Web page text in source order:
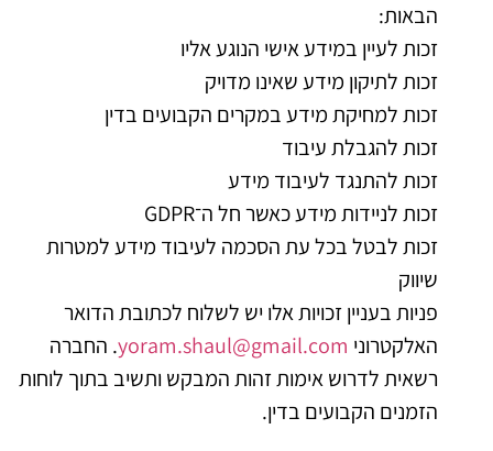
הבאות:
זכות לעיין במידע אישי הנוגע אליו
זכות לתיקון מידע שאינו מדויק
זכות למחיקת מידע במקרים הקבועים בדין
זכות להגבלת עיבוד
זכות להתנגד לעיבוד מידע
זכות לניידות מידע כאשר חל ה־GDPR
זכות לבטל בכל עת הסכמה לעיבוד מידע למטרות
שיווק
פניות בעניין זכויות אלו יש לשלוח לכתובת הדואר
האלקטרוני yoram.shaul@gmail.com. החברה
רשאית לדרוש אימות זהות המבקש ותשיב בתוך לוחות
הזמנים הקבועים בדין.